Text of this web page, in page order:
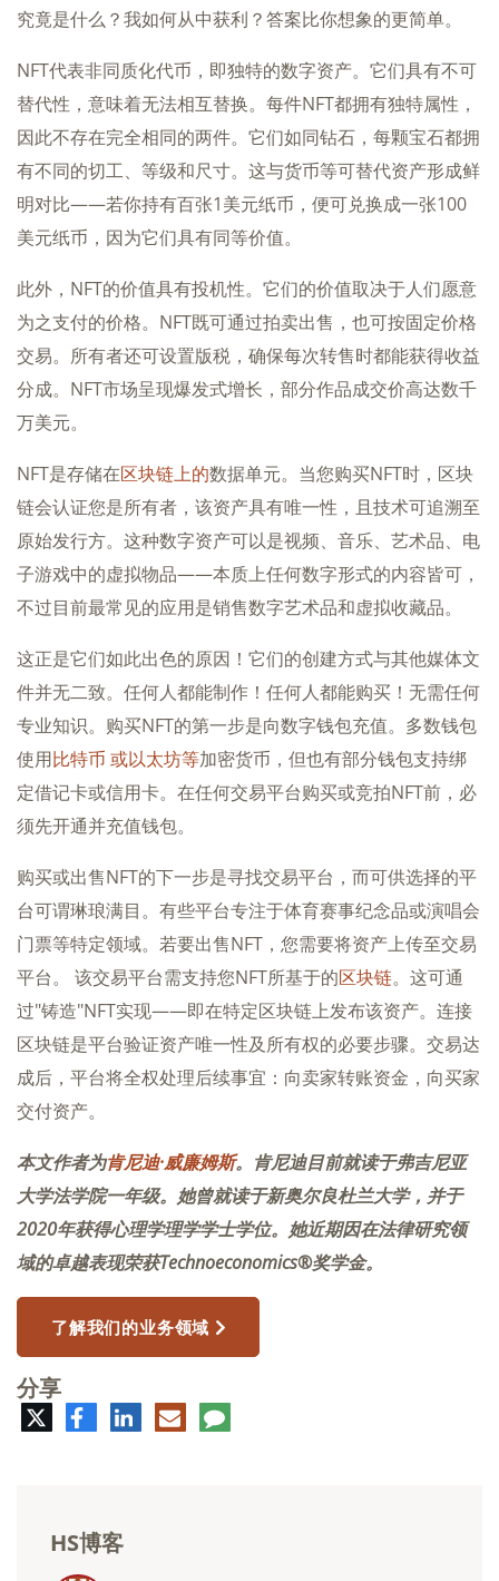
究竟是什么？我如何从中获利？答案比你想象的更简单。
NFT代表非同质化代币，即独特的数字资产。它们具有不可
替代性，意味着无法相互替换。每件NFT都拥有独特属性，
因此不存在完全相同的两件。它们如同钻石，每颗宝石都拥
有不同的切工、等级和尺寸。这与货币等可替代资产形成鲜
明对比——若你持有百张1美元纸币，便可兑换成一张100
美元纸币，因为它们具有同等价值。
此外，NFT的价值具有投机性。它们的价值取决于人们愿意
为之支付的价格。NFT既可通过拍卖出售，也可按固定价格
交易。所有者还可设置版税，确保每次转售时都能获得收益
分成。NFT市场呈现爆发式增长，部分作品成交价高达数千
万美元。
NFT是存储在区块链上的数据单元。当您购买NFT时，区块
链会认证您是所有者，该资产具有唯一性，且技术可追溯至
原始发行方。这种数字资产可以是视频、音乐、艺术品、电
子游戏中的虚拟物品——本质上任何数字形式的内容皆可，
不过目前最常见的应用是销售数字艺术品和虚拟收藏品。
这正是它们如此出色的原因！它们的创建方式与其他媒体文
件并无二致。任何人都能制作！任何人都能购买！无需任何
专业知识。购买NFT的第一步是向数字钱包充值。多数钱包
使用比特币 或以太坊等加密货币，但也有部分钱包支持绑
定借记卡或信用卡。在任何交易平台购买或竞拍NFT前，必
须先开通并充值钱包。
购买或出售NFT的下一步是寻找交易平台，而可供选择的平
台可谓琳琅满目。有些平台专注于体育赛事纪念品或演唱会
门票等特定领域。若要出售NFT，您需要将资产上传至交易
平台。 该交易平台需支持您NFT所基于的区块链。这可通
过"铸造"NFT实现——即在特定区块链上发布该资产。连接
区块链是平台验证资产唯一性及所有权的必要步骤。交易达
成后，平台将全权处理后续事宜：向卖家转账资金，向买家
交付资产。
本文作者为肯尼迪·威廉姆斯。肯尼迪目前就读于弗吉尼亚
大学法学院一年级。她曾就读于新奥尔良杜兰大学，并于
2020年获得心理学理学学士学位。她近期因在法律研究领
域的卓越表现荣获Technoeconomics®奖学金。
了解我们的业务领域
分享
特
脸
书
领
英
电
子
评
论
HS博客